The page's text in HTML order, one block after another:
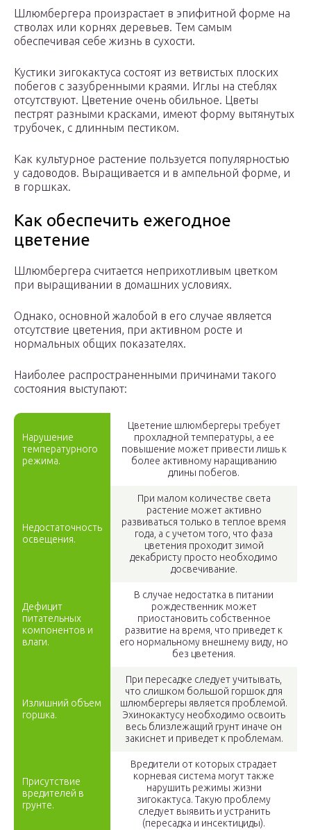
Шлюмбергера произрастает в эпифитной форме на
стволах или корнях деревьев. Тем самым
обеспечивая себе жизнь в сухости.
Кустики зигокактуса состоят из ветвистых плоских
побегов с зазубренными краями. Иглы на стеблях
отсутствуют. Цветение очень обильное. Цветы
пестрят разными красками, имеют форму вытянутых
трубочек, с длинным пестиком.
Как культурное растение пользуется популярностью
у садоводов. Выращивается и в ампельной форме, и
в горшках.
Как обеспечить ежегодное
цветение
Шлюмбергера считается неприхотливым цветком
при выращивании в домашних условиях.
Однако, основной жалобой в его случае является
отсутствие цветения, при активном росте и
нормальных общих показателях.
Наиболее распространенными причинами такого
состояния выступают:
Нарушение
температурного
режима.
Цветение шлюмбергеры требует
прохладной температуры, а ее
повышение может привести лишь к
более активному наращиванию
длины побегов.
Недостаточность
освещения.
При малом количестве света
растение может активно
развиваться только в теплое время
года, а с учетом того, что фаза
цветения проходит зимой
декабристу просто необходимо
досвечивание.
Дефицит
питательных
компонентов и
влаги.
В случае недостатка в питании
рождественник может
приостановить собственное
развитие на время, что приведет к
его нормальному внешнему виду, но
без цветения.
Излишний объем
горшка.
При пересадке следует учитывать,
что слишком большой горшок для
шлюмбергеры является проблемой.
Эхинокактусу необходимо освоить
весь близлежащий грунт иначе он
закиснет и приведет к проблемам.
Присутствие
вредителей в
грунте.
Вредители от которых страдает
корневая система могут также
нарушить режимы жизни
зигокактуса. Такую проблему
следует выявить и устранить
(пересадка и инсектициды).